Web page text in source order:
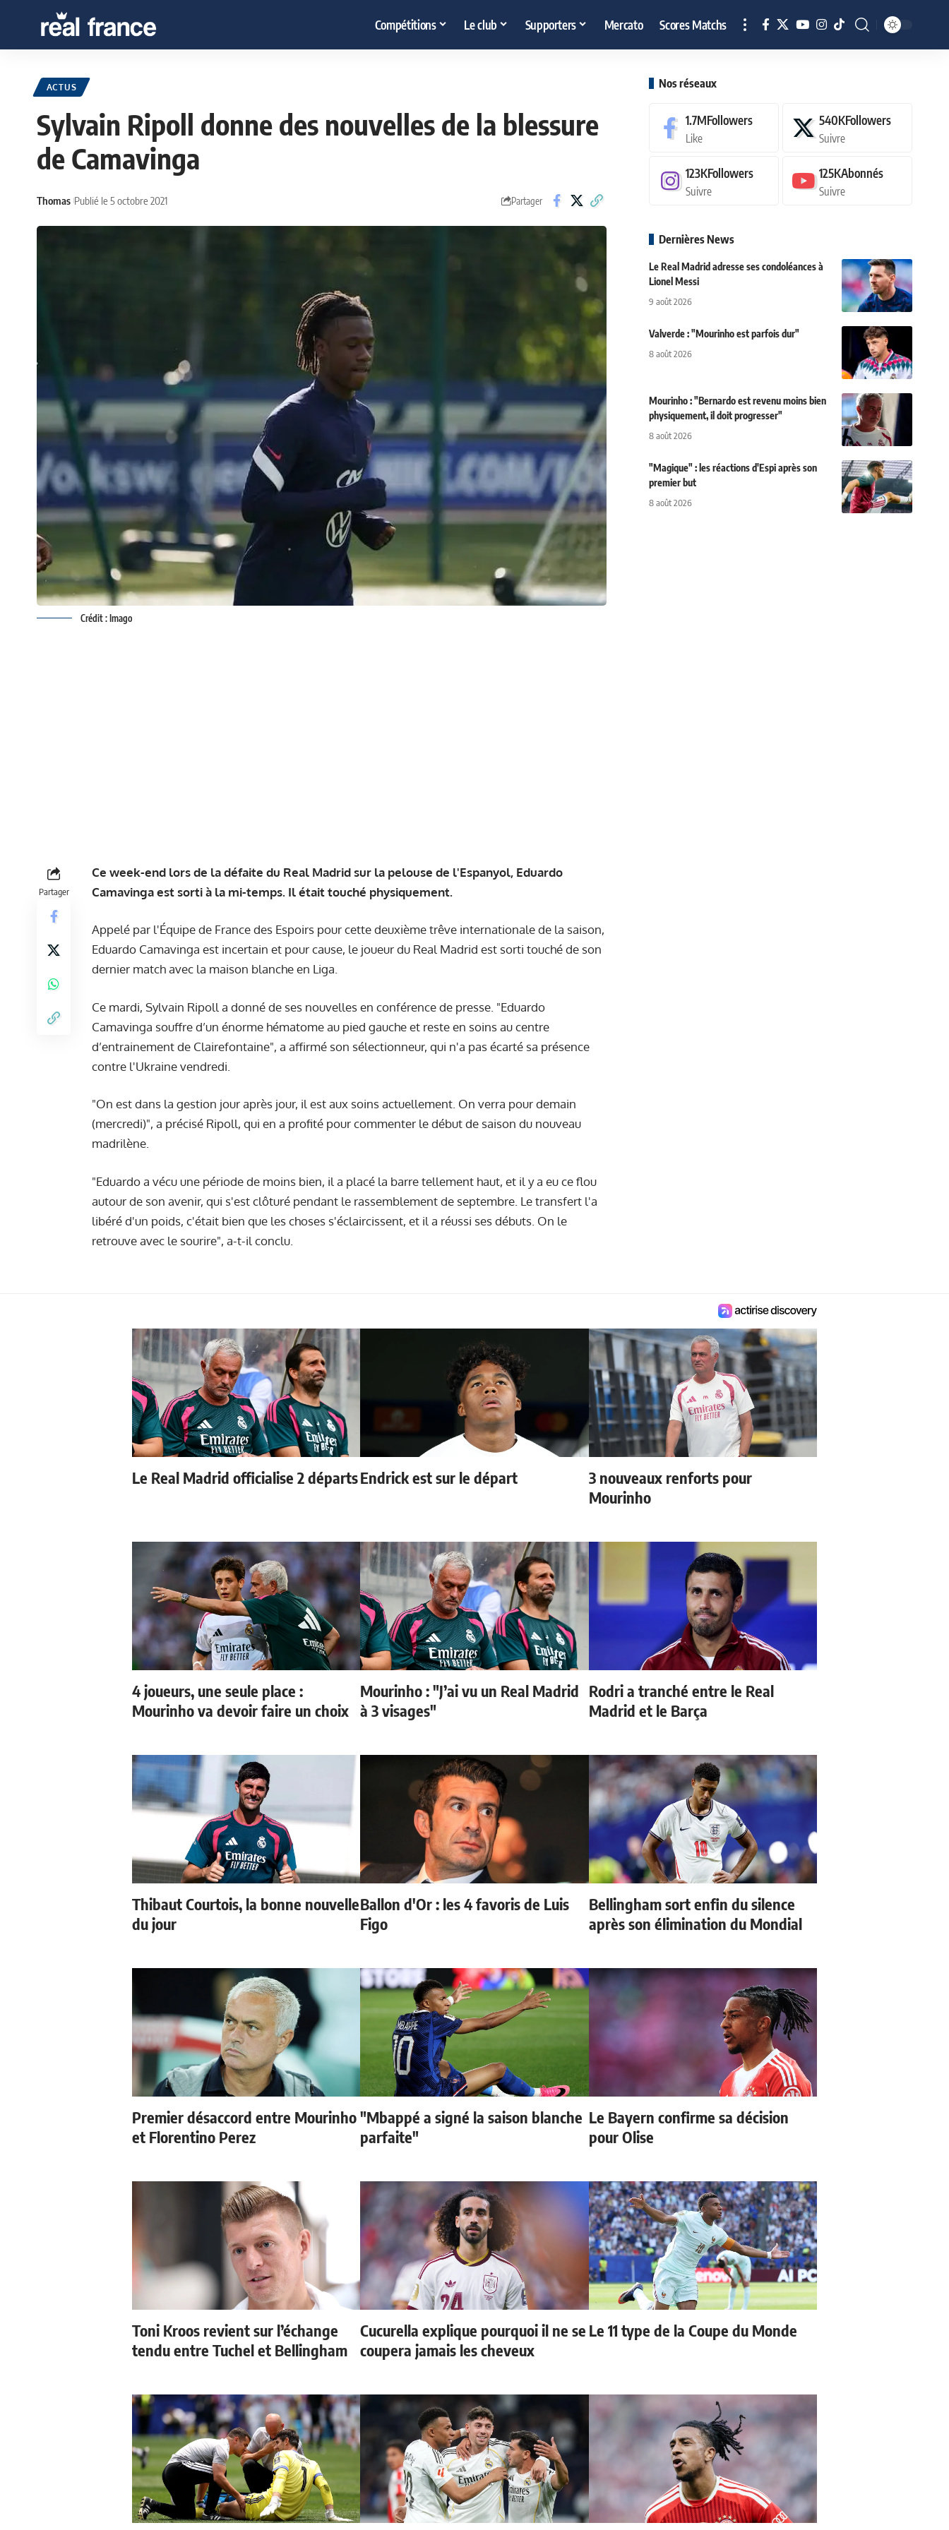
Compétitions Le club Supporters Mercato Scores Matchs
ACTUS
Sylvain Ripoll donne des nouvelles de la blessure
de Camavinga
Thomas Publié le 5 octobre 2021 Partager
Crédit : Imago
Partager
Ce week-end lors de la défaite du Real Madrid sur la pelouse de l'Espanyol, Eduardo
Camavinga est sorti à la mi-temps. Il était touché physiquement.
Appelé par l'Équipe de France des Espoirs pour cette deuxième trêve internationale de la saison,
Eduardo Camavinga est incertain et pour cause, le joueur du Real Madrid est sorti touché de son
dernier match avec la maison blanche en Liga.
Ce mardi, Sylvain Ripoll a donné de ses nouvelles en conférence de presse. "Eduardo
Camavinga souffre d’un énorme hématome au pied gauche et reste en soins au centre
d’entrainement de Clairefontaine", a affirmé son sélectionneur, qui n'a pas écarté sa présence
contre l'Ukraine vendredi.
"On est dans la gestion jour après jour, il est aux soins actuellement. On verra pour demain
(mercredi)", a précisé Ripoll, qui en a profité pour commenter le début de saison du nouveau
madrilène.
"Eduardo a vécu une période de moins bien, il a placé la barre tellement haut, et il y a eu ce flou
autour de son avenir, qui s'est clôturé pendant le rassemblement de septembre. Le transfert l'a
libéré d'un poids, c'était bien que les choses s'éclaircissent, et il a réussi ses débuts. On le
retrouve avec le sourire", a-t-il conclu.
Nos réseaux
1.7MFollowers
Like
540KFollowers
Suivre
123KFollowers
Suivre
125KAbonnés
Suivre
Dernières News
Le Real Madrid adresse ses condoléances à
Lionel Messi
9 août 2026
Valverde : "Mourinho est parfois dur"
8 août 2026
Mourinho : "Bernardo est revenu moins bien
physiquement, il doit progresser"
8 août 2026
"Magique" : les réactions d'Espi après son
premier but
8 août 2026
Le Real Madrid officialise 2 départsEndrick est sur le départ
3 nouveaux renforts pour
Mourinho
4 joueurs, une seule place :
Mourinho va devoir faire un choix
Mourinho : "J’ai vu un Real Madrid
à 3 visages"
Rodri a tranché entre le Real
Madrid et le Barça
Thibaut Courtois, la bonne nouvelle
du jour
Ballon d'Or : les 4 favoris de Luis
Figo
Bellingham sort enfin du silence
après son élimination du Mondial
Premier désaccord entre Mourinho
et Florentino Perez
"Mbappé a signé la saison blanche
parfaite"
Le Bayern confirme sa décision
pour Olise
Toni Kroos revient sur l’échange
tendu entre Tuchel et Bellingham
Cucurella explique pourquoi il ne se
coupera jamais les cheveux
Le 11 type de la Coupe du Monde